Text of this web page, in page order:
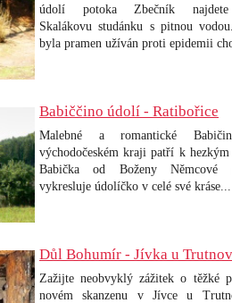
údolí potoka Zbečník najdete
Skalákovu studánku s pitnou
byla pramen užíván proti epidemii
Babiččino údolí - Ratibořice
Malebné a romantické
východočeském kraji patří k hezkým
Babička od Boženy Němcové
vykresluje údolíčko v celé své kráse...
Důl Bohumír - Jívka u
Zažijte neobvyklý zážitek o těžké
novém skanzenu v Jívce u